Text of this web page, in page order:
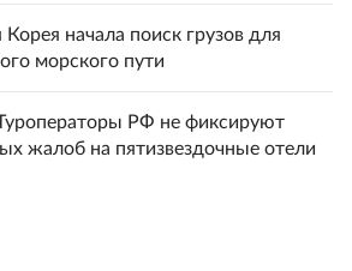
начала поиск грузов для
морского пути
РФ не фиксируют
жалоб на пятизвездочные отели